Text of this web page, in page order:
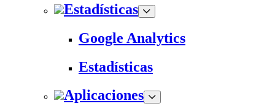
Estadísticas
Google Analytics
Estadísticas
Aplicaciones